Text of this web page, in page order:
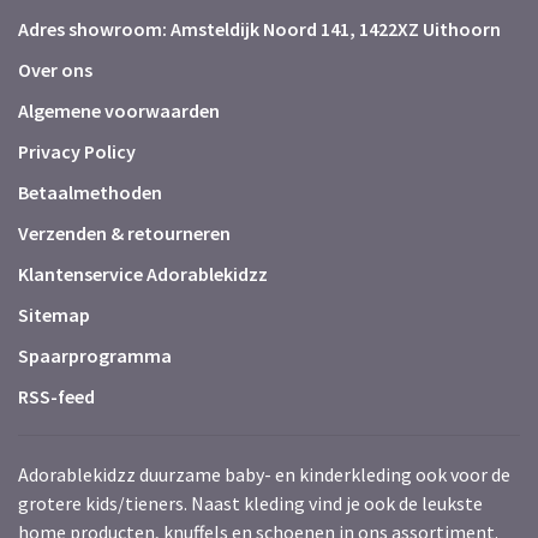
Adres showroom: Amsteldijk Noord 141, 1422XZ Uithoorn
Over ons
Algemene voorwaarden
Privacy Policy
Betaalmethoden
Verzenden & retourneren
Klantenservice Adorablekidzz
Sitemap
Spaarprogramma
RSS-feed
Adorablekidzz duurzame baby- en kinderkleding ook voor de
grotere kids/tieners. Naast kleding vind je ook de leukste
home producten, knuffels en schoenen in ons assortiment.